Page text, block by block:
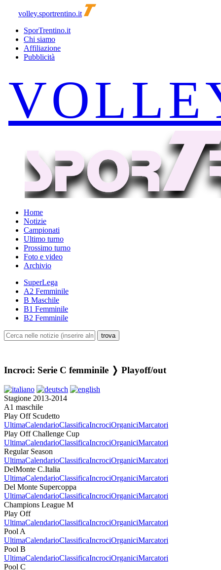
volley.sportrentino.it
SporTrentino.it
Chi siamo
Affiliazione
Pubblicità
Home
Notizie
Campionati
Ultimo turno
Prossimo turno
Foto e video
Archivio
SuperLega
A2 Femminile
B Maschile
B1 Femminile
B2 Femminile
Incroci: Serie C femminile ❭ Playoff/out
Stagione 2013-2014
A1 maschile
Play Off Scudetto
UltimaCalendarioClassificaIncrociOrganiciMarcatori
Play Off Challenge Cup
UltimaCalendarioClassificaIncrociOrganiciMarcatori
Regular Season
UltimaCalendarioClassificaIncrociOrganiciMarcatori
DelMonte C.Italia
UltimaCalendarioClassificaIncrociOrganiciMarcatori
Del Monte Supercoppa
UltimaCalendarioClassificaIncrociOrganiciMarcatori
Champions League M
Play Off
UltimaCalendarioClassificaIncrociOrganiciMarcatori
Pool A
UltimaCalendarioClassificaIncrociOrganiciMarcatori
Pool B
UltimaCalendarioClassificaIncrociOrganiciMarcatori
Pool C